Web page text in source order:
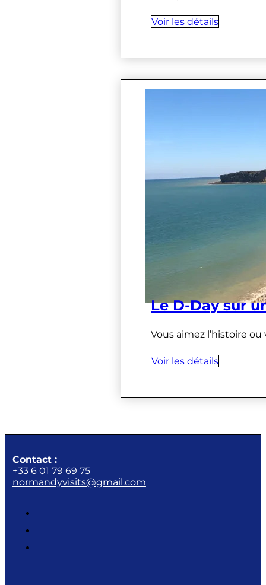
Voir les détails
Le D-Day sur
Vous aimez l’histoire
Voir les détails
Contact :
+33 6 01 79 69 75
normandyvisits@gmail.com